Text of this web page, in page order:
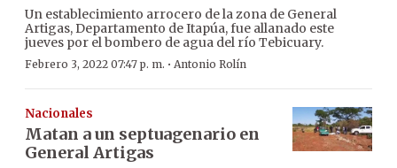
Un establecimiento arrocero de la zona de General
Artigas, Departamento de Itapúa, fue allanado este
jueves por el bombero de agua del río Tebicuary.
Febrero 3, 2022 07:47 p. m. · Antonio Rolín
Nacionales
Matan a un septuagenario en
General Artigas